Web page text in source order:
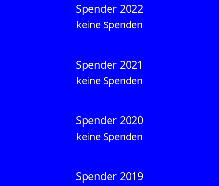
Spender 2022
keine Spenden
Spender 2021
keine Spenden
Spender 2020
keine Spenden
Spender 2019